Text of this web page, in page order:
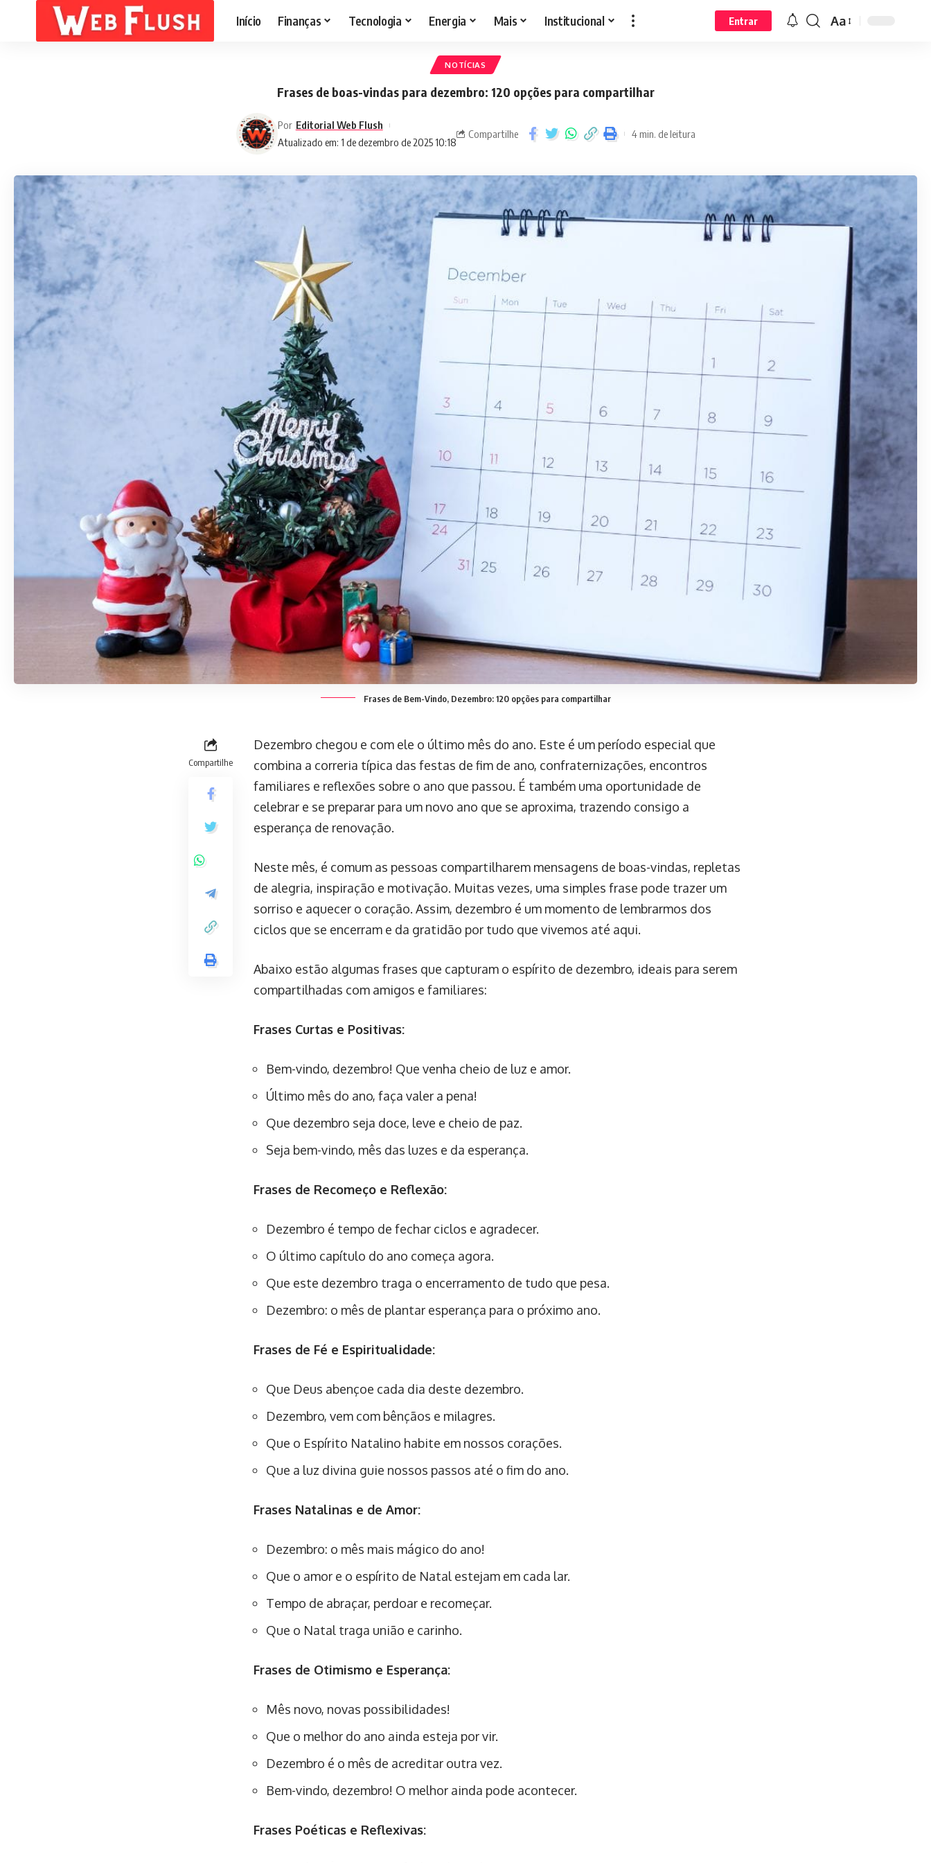
Início Finanças Tecnologia Energia Mais Institucional Entrar Aa
NOTÍCIAS
Frases de boas-vindas para dezembro: 120 opções para compartilhar
Atualizado em: 1 de dezembro de 2025 10:18
Por Editorial Web Flush
Compartilhe 4 min. de leitura
Frases de Bem-Vindo, Dezembro: 120 opções para compartilhar
Compartilhe
Dezembro chegou e com ele o último mês do ano. Este é um período especial que
combina a correria típica das festas de fim de ano, confraternizações, encontros
familiares e reflexões sobre o ano que passou. É também uma oportunidade de
celebrar e se preparar para um novo ano que se aproxima, trazendo consigo a
esperança de renovação.
Neste mês, é comum as pessoas compartilharem mensagens de boas-vindas, repletas
de alegria, inspiração e motivação. Muitas vezes, uma simples frase pode trazer um
sorriso e aquecer o coração. Assim, dezembro é um momento de lembrarmos dos
ciclos que se encerram e da gratidão por tudo que vivemos até aqui.
Abaixo estão algumas frases que capturam o espírito de dezembro, ideais para serem
compartilhadas com amigos e familiares:
Frases Curtas e Positivas:
Bem-vindo, dezembro! Que venha cheio de luz e amor.
Último mês do ano, faça valer a pena!
Que dezembro seja doce, leve e cheio de paz.
Seja bem-vindo, mês das luzes e da esperança.
Frases de Recomeço e Reflexão:
Dezembro é tempo de fechar ciclos e agradecer.
O último capítulo do ano começa agora.
Que este dezembro traga o encerramento de tudo que pesa.
Dezembro: o mês de plantar esperança para o próximo ano.
Frases de Fé e Espiritualidade:
Que Deus abençoe cada dia deste dezembro.
Dezembro, vem com bênçãos e milagres.
Que o Espírito Natalino habite em nossos corações.
Que a luz divina guie nossos passos até o fim do ano.
Frases Natalinas e de Amor:
Dezembro: o mês mais mágico do ano!
Que o amor e o espírito de Natal estejam em cada lar.
Tempo de abraçar, perdoar e recomeçar.
Que o Natal traga união e carinho.
Frases de Otimismo e Esperança:
Mês novo, novas possibilidades!
Que o melhor do ano ainda esteja por vir.
Dezembro é o mês de acreditar outra vez.
Bem-vindo, dezembro! O melhor ainda pode acontecer.
Frases Poéticas e Reflexivas: